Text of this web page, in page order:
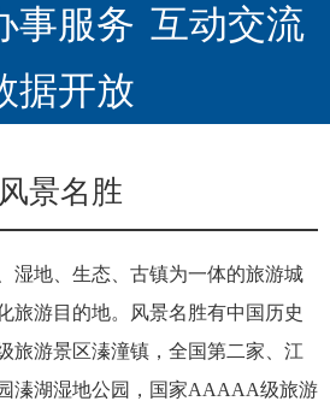
事服务 互动交流
据开放
风景名胜
湿地、生态、古镇为一体的旅游城
旅游目的地。风景名胜有中国历史
旅游景区溱潼镇，全国第二家、江
溱湖湿地公园，国家AAAAA级旅游